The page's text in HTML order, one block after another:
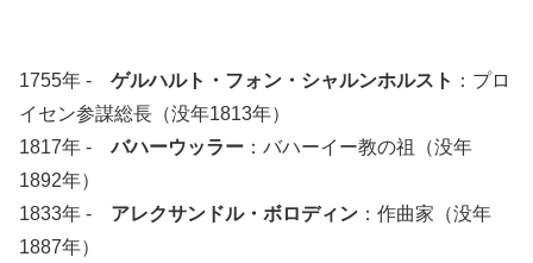
1755年 - ゲルハルト・フォン・シャルンホルスト ：プロ
イセン参謀総長（没年1813年）
1817年 -バハーウッラー ：バハーイー教の祖（没年
1892年）
1833年 - アレクサンドル・ボロディン ：作曲家（没年
1887年）